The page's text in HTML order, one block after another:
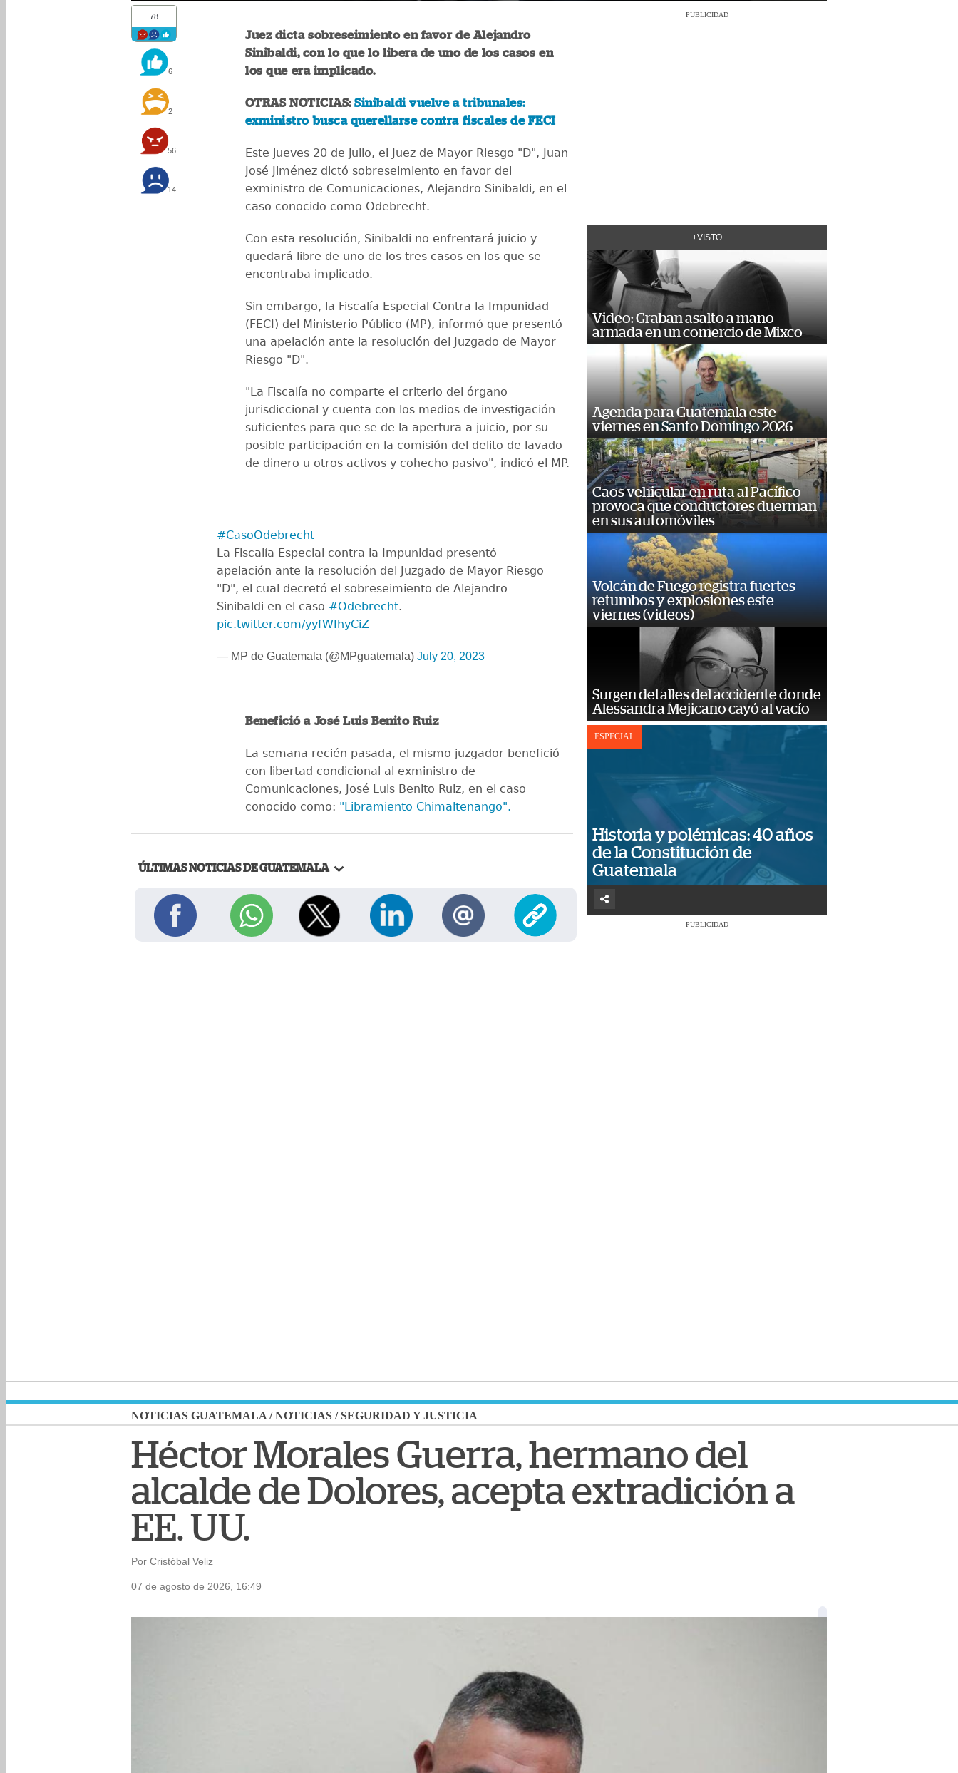
78
6
2
56
14
Juez dicta sobreseimiento en favor de Alejandro
Sinibaldi, con lo que lo libera de uno de los casos en
los que era implicado.
OTRAS NOTICIAS:Sinibaldi vuelve a tribunales:
exministro busca querellarse contra fiscales de FECI
Este jueves 20 de julio, el Juez de Mayor Riesgo "D", Juan
José Jiménez dictó sobreseimiento en favor del
exministro de Comunicaciones, Alejandro Sinibaldi, en el
caso conocido como Odebrecht.
Con esta resolución, Sinibaldi no enfrentará juicio y
quedará libre de uno de los tres casos en los que se
encontraba implicado.
Sin embargo, la Fiscalía Especial Contra la Impunidad
(FECI) del Ministerio Público (MP), informó que presentó
una apelación ante la resolución del Juzgado de Mayor
Riesgo "D".
"La Fiscalía no comparte el criterio del órgano
jurisdiccional y cuenta con los medios de investigación
suficientes para que se de la apertura a juicio, por su
posible participación en la comisión del delito de lavado
de dinero u otros activos y cohecho pasivo", indicó el MP.
#CasoOdebrecht
La Fiscalía Especial contra la Impunidad presentó
apelación ante la resolución del Juzgado de Mayor Riesgo
"D", el cual decretó el sobreseimiento de Alejandro
Sinibaldi en el caso #Odebrecht.
pic.twitter.com/yyfWIhyCiZ
— MP de Guatemala (@MPguatemala) July 20, 2023
Benefició a José Luis Benito Ruiz
La semana recién pasada, el mismo juzgador benefició
con libertad condicional al exministro de
Comunicaciones, José Luis Benito Ruiz, en el caso
conocido como: "Libramiento Chimaltenango".
ÚLTIMAS NOTICIAS DE GUATEMALA
PUBLICIDAD
+VISTO
Video: Graban asalto a mano
armada en un comercio de Mixco
Agenda para Guatemala este
viernes en Santo Domingo 2026
Caos vehicular en ruta al Pacífico
provoca que conductores duerman
en sus automóviles
Volcán de Fuego registra fuertes
retumbos y explosiones este
viernes (videos)
Surgen detalles del accidente donde
Alessandra Mejicano cayó al vacío
ESPECIAL
Historia y polémicas: 40 años
de la Constitución de
Guatemala
PUBLICIDAD
NOTICIAS GUATEMALA /NOTICIAS /SEGURIDAD Y JUSTICIA
Héctor Morales Guerra, hermano del
alcalde de Dolores, acepta extradición a
EE. UU.
Por Cristóbal Veliz
07 de agosto de 2026, 16:49